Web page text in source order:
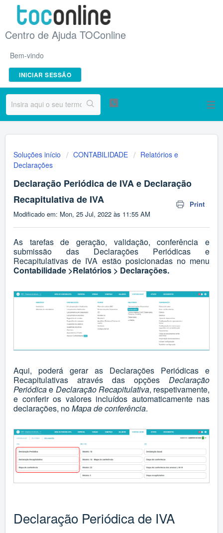
Centro de Ajuda TOConline
Bem-vindo
INICIAR SESSÃO
Soluções início CONTABILIDADE
Relatórios e
Declarações
Declaração Periódica de IVA e Declaração
Recapitulativa de IVA
Print
Modificado em: Mon, 25 Jul, 2022 às 11:55 AM
As tarefas de geração, validação, conferência e
submissão das Declarações Periódicas e
Recapitulativas de IVA estão posicionadas no menu
Contabilidade >Relatórios > Declarações.
Aqui, poderá gerar as Declarações Periódicas e
Recapitulativas através das opções Declaração
Periódicae Declaração Recapitulativa, respetivamente,
e conferir os valores incluídos automaticamente nas
declarações, noMapa de conferência.
Declaração Periódica de IVA